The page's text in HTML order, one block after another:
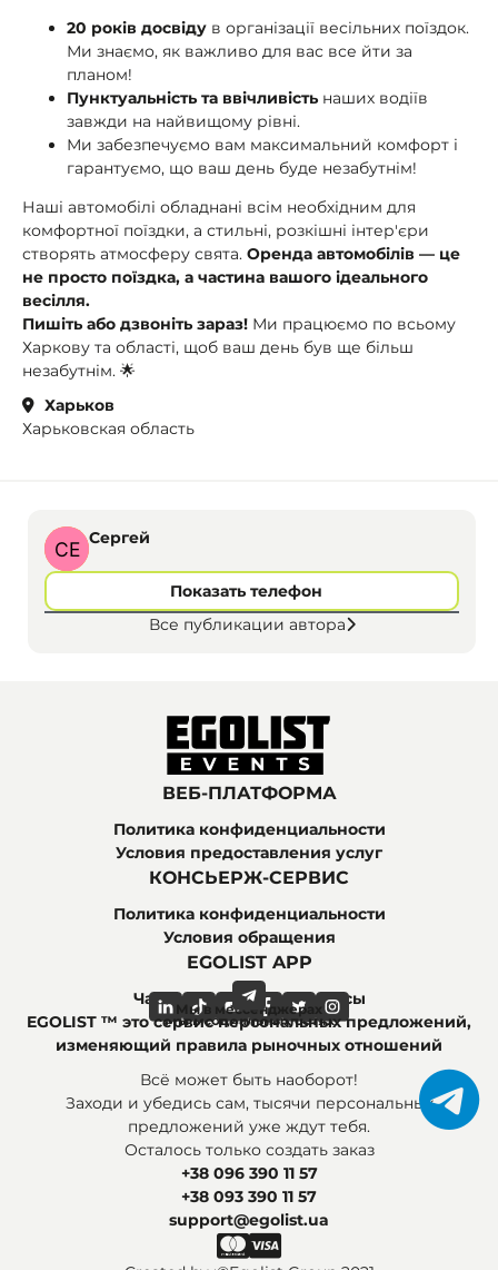
20 років досвіду в організації весільних поїздок.
Ми знаємо, як важливо для вас все йти за
планом!
Пунктуальність та ввічливістьнаших водіїв
завжди на найвищому рівні.
Ми забезпечуємо вам максимальний комфорт і
гарантуємо, що ваш день буде незабутнім!
Наші автомобілі обладнані всім необхідним для
комфортної поїздки, а стильні, розкішні інтер'єри
створять атмосферу свята. Оренда автомобілів — це
не просто поїздка, а частина вашого ідеального
весілля.
Пишіть або дзвоніть зараз! Ми працюємо по всьому
Харкову та області, щоб ваш день був ще більш
незабутнім. 🌟
Харьков
Харьковская область
Сергей
Показать телефон
Все публикации автора
ВЕБ-ПЛАТФОРМА
Политика конфиденциальности
Условия предоставления услуг
КОНСЬЕРЖ-СЕРВИС
Политика конфиденциальности
Условия обращения
EGOLIST APP
Часто задаваемые вопросы
Мы в социальных сетях
Мы в мессенджерах
EGOLIST ™ это сервис персональных предложений,
изменяющий правила рыночных отношений
Всё может быть наоборот!
Заходи и убедись сам, тысячи персональных
предложений уже ждут тебя.
Осталось только создать заказ
+38 096 390 11 57
+38 093 390 11 57
support@egolist.ua